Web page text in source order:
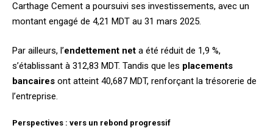
Carthage Cement a poursuivi ses investissements, avec un
montant engagé de 4,21 MDT au 31 mars 2025.
Par ailleurs, l’endettement net a été réduit de 1,9 %,
s’établissant à 312,83 MDT. Tandis que les placements
bancaires ont atteint 40,687 MDT, renforçant la trésorerie de
l’entreprise.
Perspectives : vers un rebond progressif